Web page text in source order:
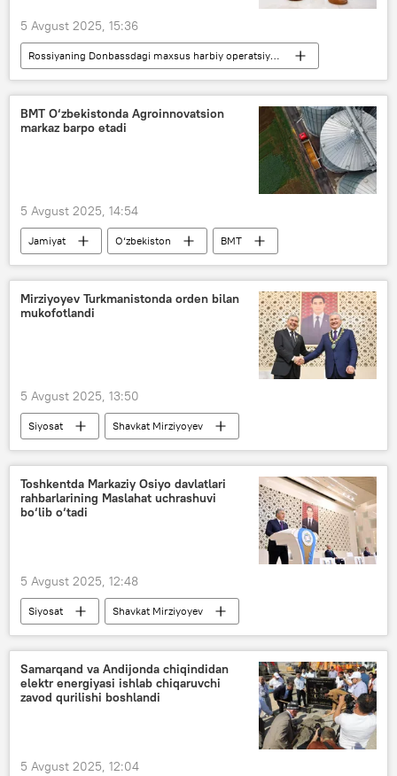
5 Avgust 2025, 15:36
Rossiyaning Donbassdagi maxsus harbiy operatsiyasi
Dunyo yangiliklari
Dunyoda
Ukraina
Rossiya
BMT O‘zbekistonda Agroinnovatsion
markaz barpo etadi
5 Avgust 2025, 14:54
Jamiyat O‘zbekiston BMT
Mirziyoyev Turkmanistonda orden bilan
mukofotlandi
5 Avgust 2025, 13:50
Siyosat
Shavkat Mirziyoyev
Turkmaniston
Toshkentda Markaziy Osiyo davlatlari
rahbarlarining Maslahat uchrashuvi
bo‘lib o‘tadi
5 Avgust 2025, 12:48
Siyosat
Shavkat Mirziyoyev
O‘zbekiston
Markaziy Osiyo
sammit
Samarqand va Andijonda chiqindidan
elektr energiyasi ishlab chiqaruvchi
zavod qurilishi boshlandi
5 Avgust 2025, 12:04